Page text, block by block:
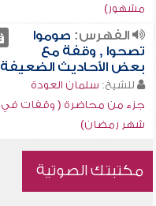
مشهور)
الفهرس: صوموا
تصحوا , وقفة مع
بعض الأحاديث الضعيفة
للشيخ: سلمان العودة
جزء من محاضرة ( وقفات في
شهر رمضان)
مكتبتك الصوتية